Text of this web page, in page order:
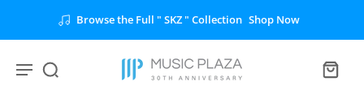
Browse the Full " SKZ " Collection Shop Now